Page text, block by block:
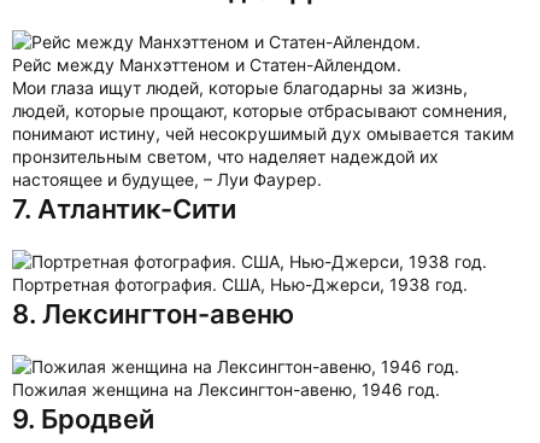
Рейс между Манхэттеном и Статен-Айлендом.
Мои глаза ищут людей, которые благодарны за жизнь,
людей, которые прощают, которые отбрасывают сомнения,
понимают истину, чей несокрушимый дух омывается таким
пронзительным светом, что наделяет надеждой их
настоящее и будущее, – Луи Фаурер.
7. Атлантик-Сити
Портретная фотография. США, Нью-Джерси, 1938 год.
8. Лексингтон-авеню
Пожилая женщина на Лексингтон-авеню, 1946 год.
9. Бродвей